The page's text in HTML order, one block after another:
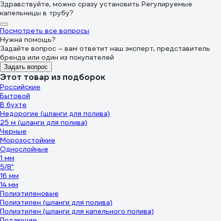
Здравствуйте, можно сразу установить Регулируемые
капельницы в трубу?
Посмотреть все вопросы
Нужна помощь?
Задайте вопрос – вам ответит наш эксперт, представитель
бренда или один из покупателей
Задать вопрос
Этот товар из подборок
Российские
Бытовой
В бухте
Недорогие (шланги для полива)
25 м (шланги для полива)
Черные
Морозостойкие
Однослойные
1 мм
5/8"
16 мм
14 мм
Полиэтиленовые
Полиэтилен (шланги для полива)
Полиэтилен (шланги для капельного полива)